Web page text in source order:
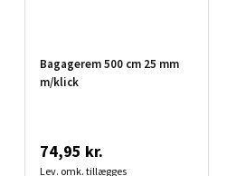
Bagagerem 500 cm 25 mm
m/klick
74,95 kr.
Lev. omk. tillægges